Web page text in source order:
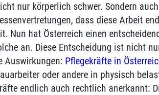
nur körperlich schwer. Sondern
dass diese Arbeit
Nun hat Österreich einen
an. Diese Entscheidung ist nicht
Auswirkungen: Pflegekräfte in
oder andere in physisch
endlich auch rechtlich anerkannt: